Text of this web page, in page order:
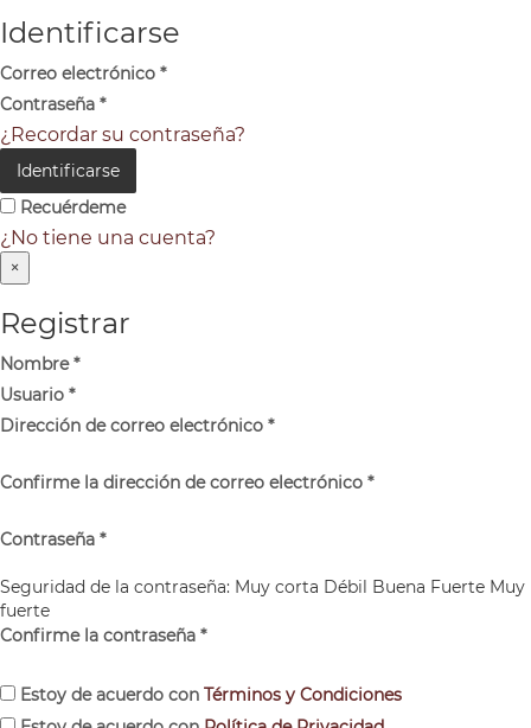
Identificarse
Correo electrónico *
Contraseña *
¿Recordar su contraseña?
Identificarse
Recuérdeme
¿No tiene una cuenta?
×
Registrar
Nombre*
Usuario *
Dirección de correo electrónico *
Confirme la dirección de correo electrónico *
Contraseña *
Seguridad de la contraseña: Muy corta Débil Buena Fuerte Muy
fuerte
Confirme la contraseña *
Estoy de acuerdo con Términos y Condiciones